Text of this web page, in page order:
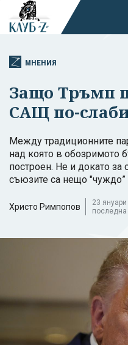
МНЕНИЯ
Защо Тръмп
САЩ по-
Между традиционните
над която в обозримото
построен. Не и докато
съюзите са нещо "чуждо”
Христо Римпопов
23
последна